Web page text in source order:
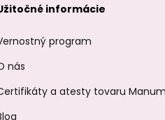
informácie
program
nás
a atesty tovaru